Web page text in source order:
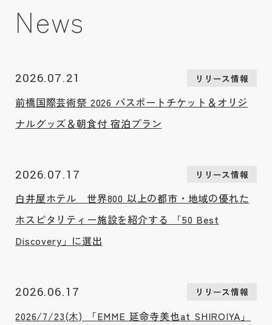
News
2026.07.21 リリース情報
前橋国際芸術祭 2026 パスポートチケット＆オリジ
ナルグッズ＆朝食付 宿泊プラン
2026.07.17 リリース情報
白井屋ホテル 世界800 以上の都市・地域の優れた
ホスピタリティー施設を紹介する 「50 Best
Discovery」に選出
2026.06.17 リリース情報
2026/7/23(⽊) 「EMME 延命寺美也at SHIROIYA」